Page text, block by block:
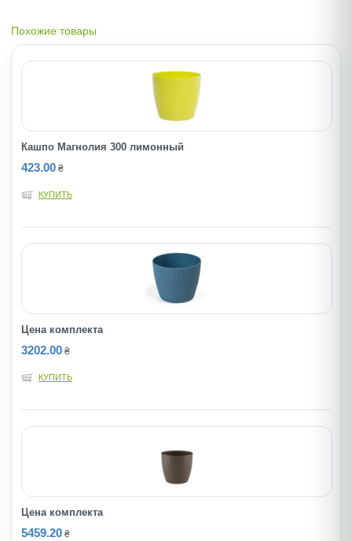
Похожие товары
Кашпо Магнолия 300 лимонный
423.00 ₴
КУПИТЬ
Цена комплекта
3202.00 ₴
КУПИТЬ
Цена комплекта
5459.20 ₴